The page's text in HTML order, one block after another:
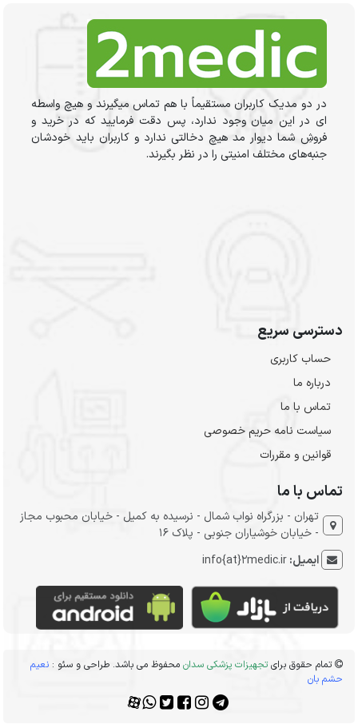
در دو مدیک کاربران مستقیماً با هم تماس میگیرند و هیچ واسطه
ای در این میان وجود ندارد، پس دقت فرمایید که در خرید و
فروشِ شما دیوار مد هیچ دخالتی ندارد و کاربران باید خودشان
جنبه‌های مختلف امنیتی را در نظر بگیرند.
دسترسی سریع
حساب کاربری
درباره ما
تماس با ما
سیاست نامه حریم خصوصی
قوانین و مقررات
تماس با ما
تهران - بزرگراه نواب شمال - نرسیده به کمیل - خیابان محبوب مجاز
- خیابان خوشیاران جنوبی - پلاک 16
ایمیل:info{at}2medic.ir
تمام حقوق برایتجهیزات پزشکی سدان محفوظ می باشد. طراحی و سئو :نعیم
حشم بان